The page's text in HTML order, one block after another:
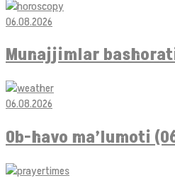
06.08.2026
Munajjimlar
06.08.2026
Ob-havo ma’lumoti